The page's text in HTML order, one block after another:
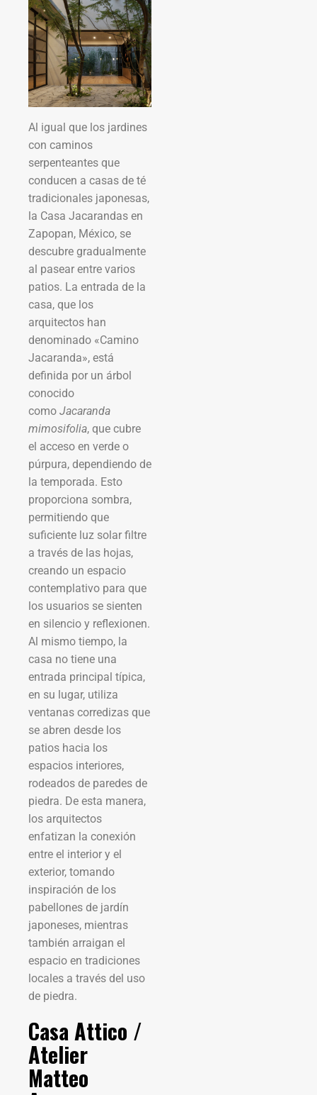
Al igual que los jardines
con caminos
serpenteantes que
conducen a casas de té
tradicionales japonesas,
la Casa Jacarandas en
Zapopan, México, se
descubre gradualmente
al pasear entre varios
patios. La entrada de la
casa, que los
arquitectos han
denominado «Camino
Jacaranda», está
definida por un árbol
conocido
como Jacaranda
mimosifolia, que cubre
el acceso en verde o
púrpura, dependiendo de
la temporada. Esto
proporciona sombra,
permitiendo que
suficiente luz solar filtre
a través de las hojas,
creando un espacio
contemplativo para que
los usuarios se sienten
en silencio y reflexionen.
Al mismo tiempo, la
casa no tiene una
entrada principal típica,
en su lugar, utiliza
ventanas corredizas que
se abren desde los
patios hacia los
espacios interiores,
rodeados de paredes de
piedra. De esta manera,
los arquitectos
enfatizan la conexión
entre el interior y el
exterior, tomando
inspiración de los
pabellones de jardín
japoneses, mientras
también arraigan el
espacio en tradiciones
locales a través del uso
de piedra.
Casa Attico /
Atelier
Matteo